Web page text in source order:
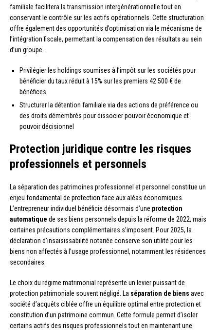
familiale facilitera la transmission intergénérationnelle tout en
conservant le contrôle sur les actifs opérationnels. Cette structuration
offre également des opportunités d’optimisation via le mécanisme de
l’intégration fiscale, permettant la compensation des résultats au sein
d’un groupe.
Privilégier les holdings soumises à l’impôt sur les sociétés pour
bénéficier du taux réduit à 15% sur les premiers 42 500 € de
bénéfices
Structurer la détention familiale via des actions de préférence ou
des droits démembrés pour dissocier pouvoir économique et
pouvoir décisionnel
Protection juridique contre les risques
professionnels et personnels
La séparation des patrimoines professionnel et personnel constitue un
enjeu fondamental de protection face aux aléas économiques.
L’entrepreneur individuel bénéficie désormais d’une protection
automatique de ses biens personnels depuis la réforme de 2022, mais
certaines précautions complémentaires s’imposent. Pour 2025, la
déclaration d’insaisissabilité notariée conserve son utilité pour les
biens non affectés à l’usage professionnel, notamment les résidences
secondaires.
Le choix du régime matrimonial représente un levier puissant de
protection patrimoniale souvent négligé. La séparation de biens avec
société d’acquêts ciblée offre un équilibre optimal entre protection et
constitution d’un patrimoine commun. Cette formule permet d’isoler
certains actifs des risques professionnels tout en maintenant une